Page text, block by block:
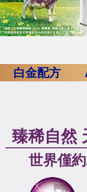
白金配方
臻稀自然
世界僅